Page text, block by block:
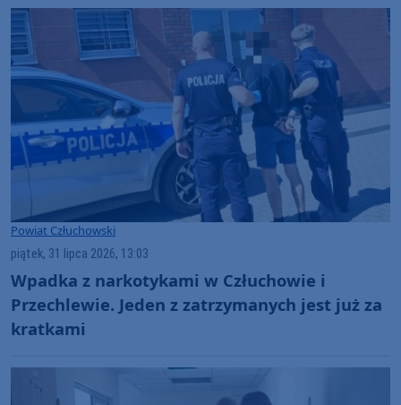
Powiat Człuchowski
piątek, 31 lipca 2026, 13:03
Wpadka z narkotykami w Człuchowie i
Przechlewie. Jeden z zatrzymanych jest już za
kratkami